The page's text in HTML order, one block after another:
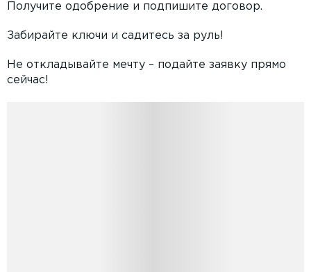
Получите одобрение и подпишите договор.
Забирайте ключи и садитесь за руль!
Не откладывайте мечту – подайте заявку прямо
сейчас!